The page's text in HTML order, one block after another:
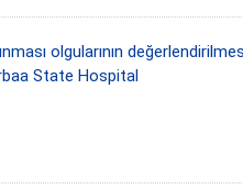
olgularının
State Hospital